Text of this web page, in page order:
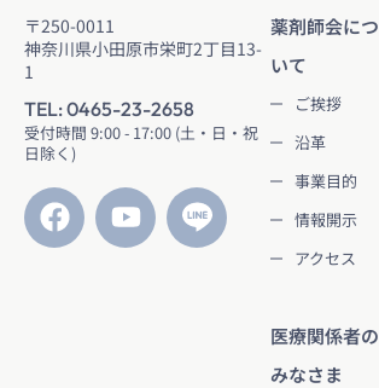
〒250-0011
神奈川県小田原市栄町2丁目13-
1
TEL: 0465-23-2658
受付時間 9:00 - 17:00 (土・日・祝
日除く)
薬剤師会につ
いて
ご挨拶
沿革
事業目的
情報開示
アクセス
医療関係者の
みなさま